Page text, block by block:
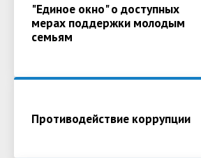
"Единое окно" о доступных
мерах поддержки молодым
семьям
Противодействие коррупции